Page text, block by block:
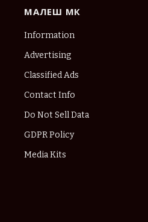
МАЛЕШ МК
Information
Advertising
Classified Ads
Contact Info
Do Not Sell Data
GDPR Policy
Media Kits